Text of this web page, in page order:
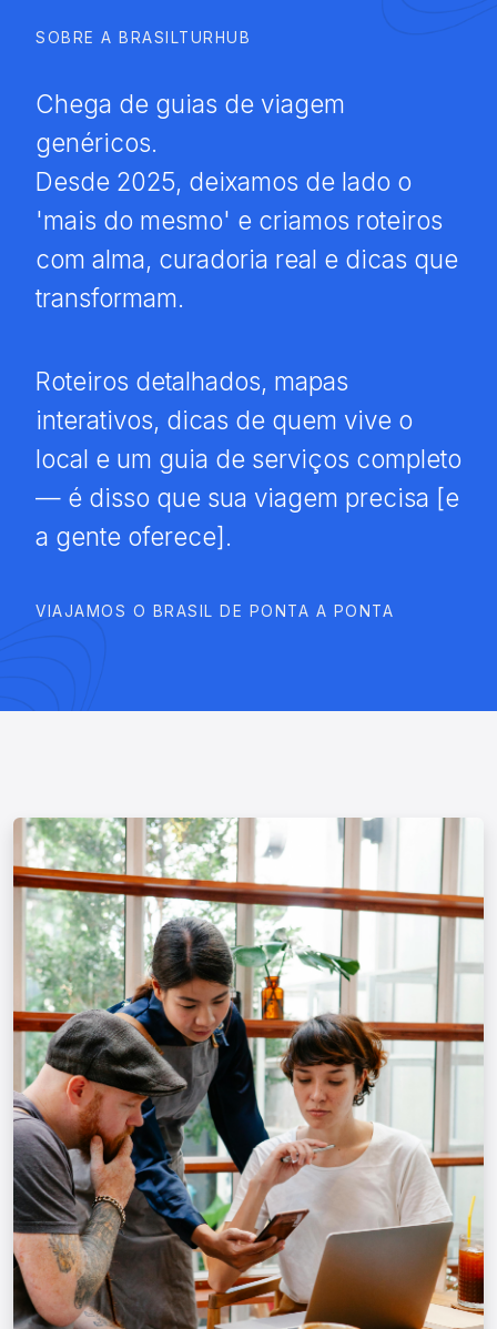
SOBRE A BRASILTURHUB
Chega de guias de viagem
genéricos.
Desde 2025, deixamos de lado o
'mais do mesmo' e criamos roteiros
com alma, curadoria real e dicas que
transformam.
Roteiros detalhados, mapas
interativos, dicas de quem vive o
local e um guia de serviços completo
— é disso que sua viagem precisa [e
a gente oferece].
VIAJAMOS O BRASIL DE PONTA A PONTA